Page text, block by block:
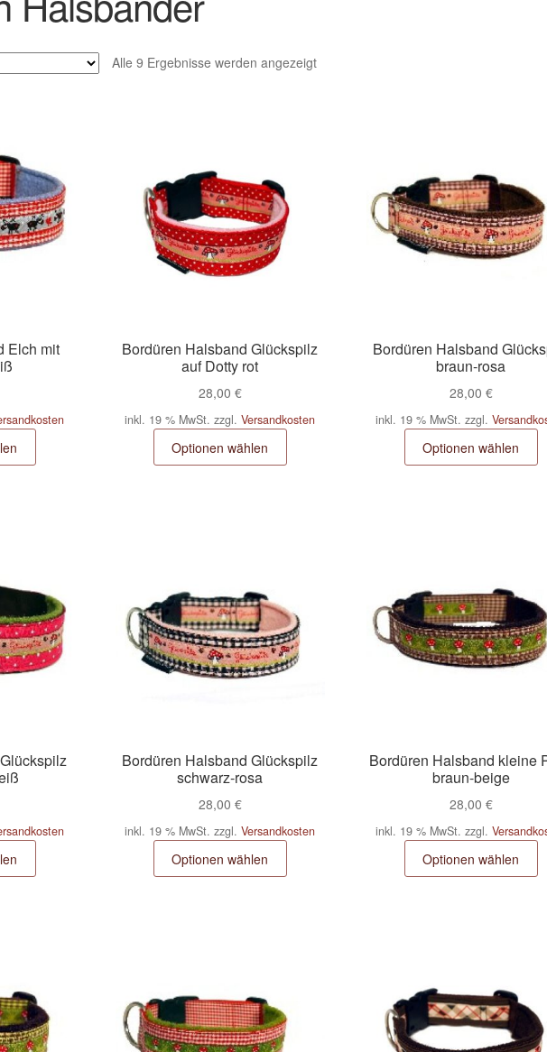
Alle 9 Ergebnisse werden angezeigt
Elch mit
Bordüren Halsband Glückspilz
auf Dotty rot
28,00 €
inkl. 19 % MwSt. zzgl.Versandkosten
Optionen wählen
Bordüren Halsband
braun-rosa
28,00 €
inkl. 19 % MwSt. zzgl.
Optionen wählen
Bordüren Halsband Glückspilz
schwarz-rosa
28,00 €
inkl. 19 % MwSt. zzgl.Versandkosten
Optionen wählen
Bordüren Halsband kleine
braun-beige
28,00 €
inkl. 19 % MwSt. zzgl.
Optionen wählen